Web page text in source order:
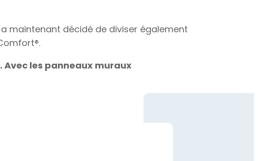
maintenant décidé de diviser également
les panneaux muraux